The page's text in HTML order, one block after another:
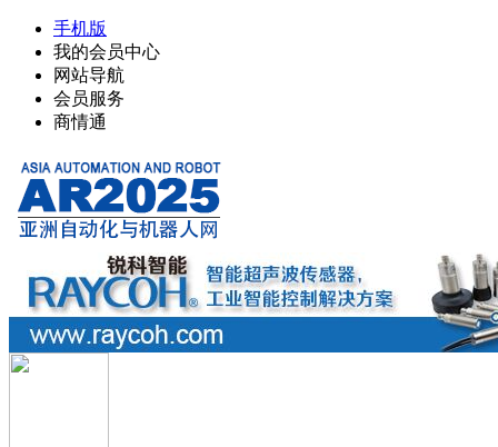
手机版
我的会员中心
网站导航
会员服务
商情通